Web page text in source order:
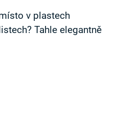
v plastech
Tahle elegantně